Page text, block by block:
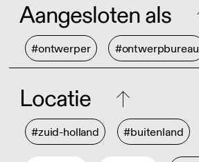
Aangesloten als
#ontwerper #ontwerpbureau
Locatie
#zuid-holland #buitenland